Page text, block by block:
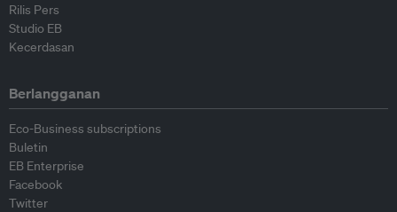
Rilis Pers
Studio EB
Kecerdasan
Berlangganan
Eco-Business subscriptions
Buletin
EB Enterprise
Facebook
Twitter